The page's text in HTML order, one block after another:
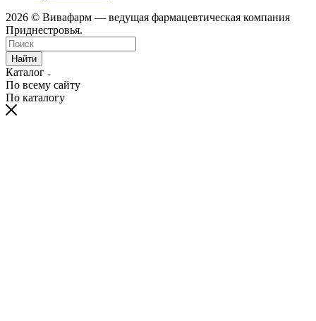
2026 © Вивафарм — ведущая фармацевтическая компания
Приднестровья.
Найти
Каталог
По всему сайту
По каталогу